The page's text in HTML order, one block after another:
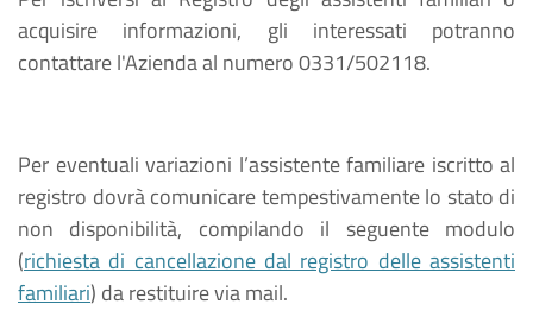
acquisire informazioni, gli interessati potranno
contattare l'Azienda al numero 0331/502118.
Per eventuali variazioni l’assistente familiare iscritto al
registro dovrà comunicare tempestivamente lo stato di
non disponibilità, compilando il seguente modulo
(richiesta di cancellazione dal registro delle assistenti
familiari) da restituire via mail.